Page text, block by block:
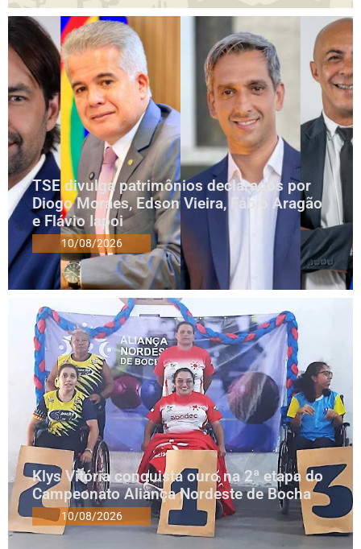
TSE divulga patrimônios declarados por
Diogo Moraes, Edson Vieira, Fábio Aragão
e Flávio Iapoi
10/08/2026
Klys Vitória conquista ouro na 2ª etapa do
Campeonato Aliança Nordeste de Bocha
10/08/2026